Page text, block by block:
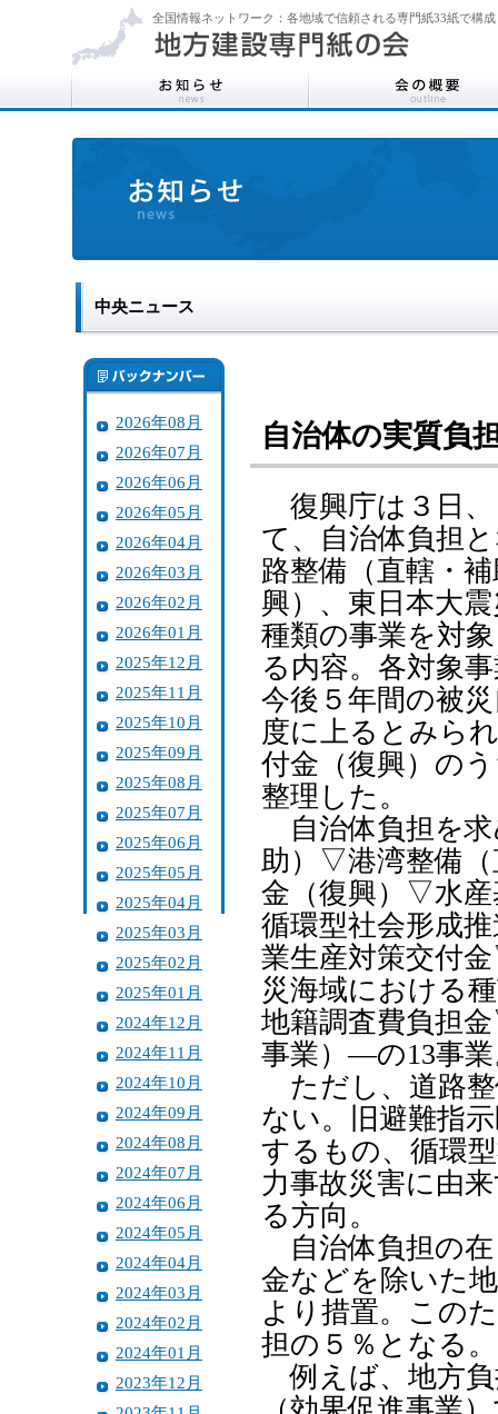
全国情報ネットワーク：各地域で信頼される専門紙33紙で構成
中央ニュース
2026年08月
2026年07月
2026年06月
2026年05月
2026年04月
2026年03月
2026年02月
2026年01月
2025年12月
2025年11月
2025年10月
2025年09月
2025年08月
2025年07月
2025年06月
2025年05月
2025年04月
2025年03月
2025年02月
2025年01月
2024年12月
2024年11月
2024年10月
2024年09月
2024年08月
2024年07月
2024年06月
2024年05月
2024年04月
2024年03月
2024年02月
2024年01月
2023年12月
自治体の実質負
復興庁は３日、
て、自治体負担
路整備（直轄・
興）、東日本大
種類の事業を対
る内容。各対象
今後５年間の被
度に上るとみら
付金（復興）の
整理した。
自治体負担を
助）▽港湾整備
金（復興）▽水
循環型社会形成
業生産対策交付
災海域における
地籍調査費負担
事業）―の13事
ただし、道路整
ない。旧避難指
するもの、循環
力事故災害に由
る方向。
自治体負担の在
金などを除いた
より措置。この
担の５％となる。
例えば、地方負